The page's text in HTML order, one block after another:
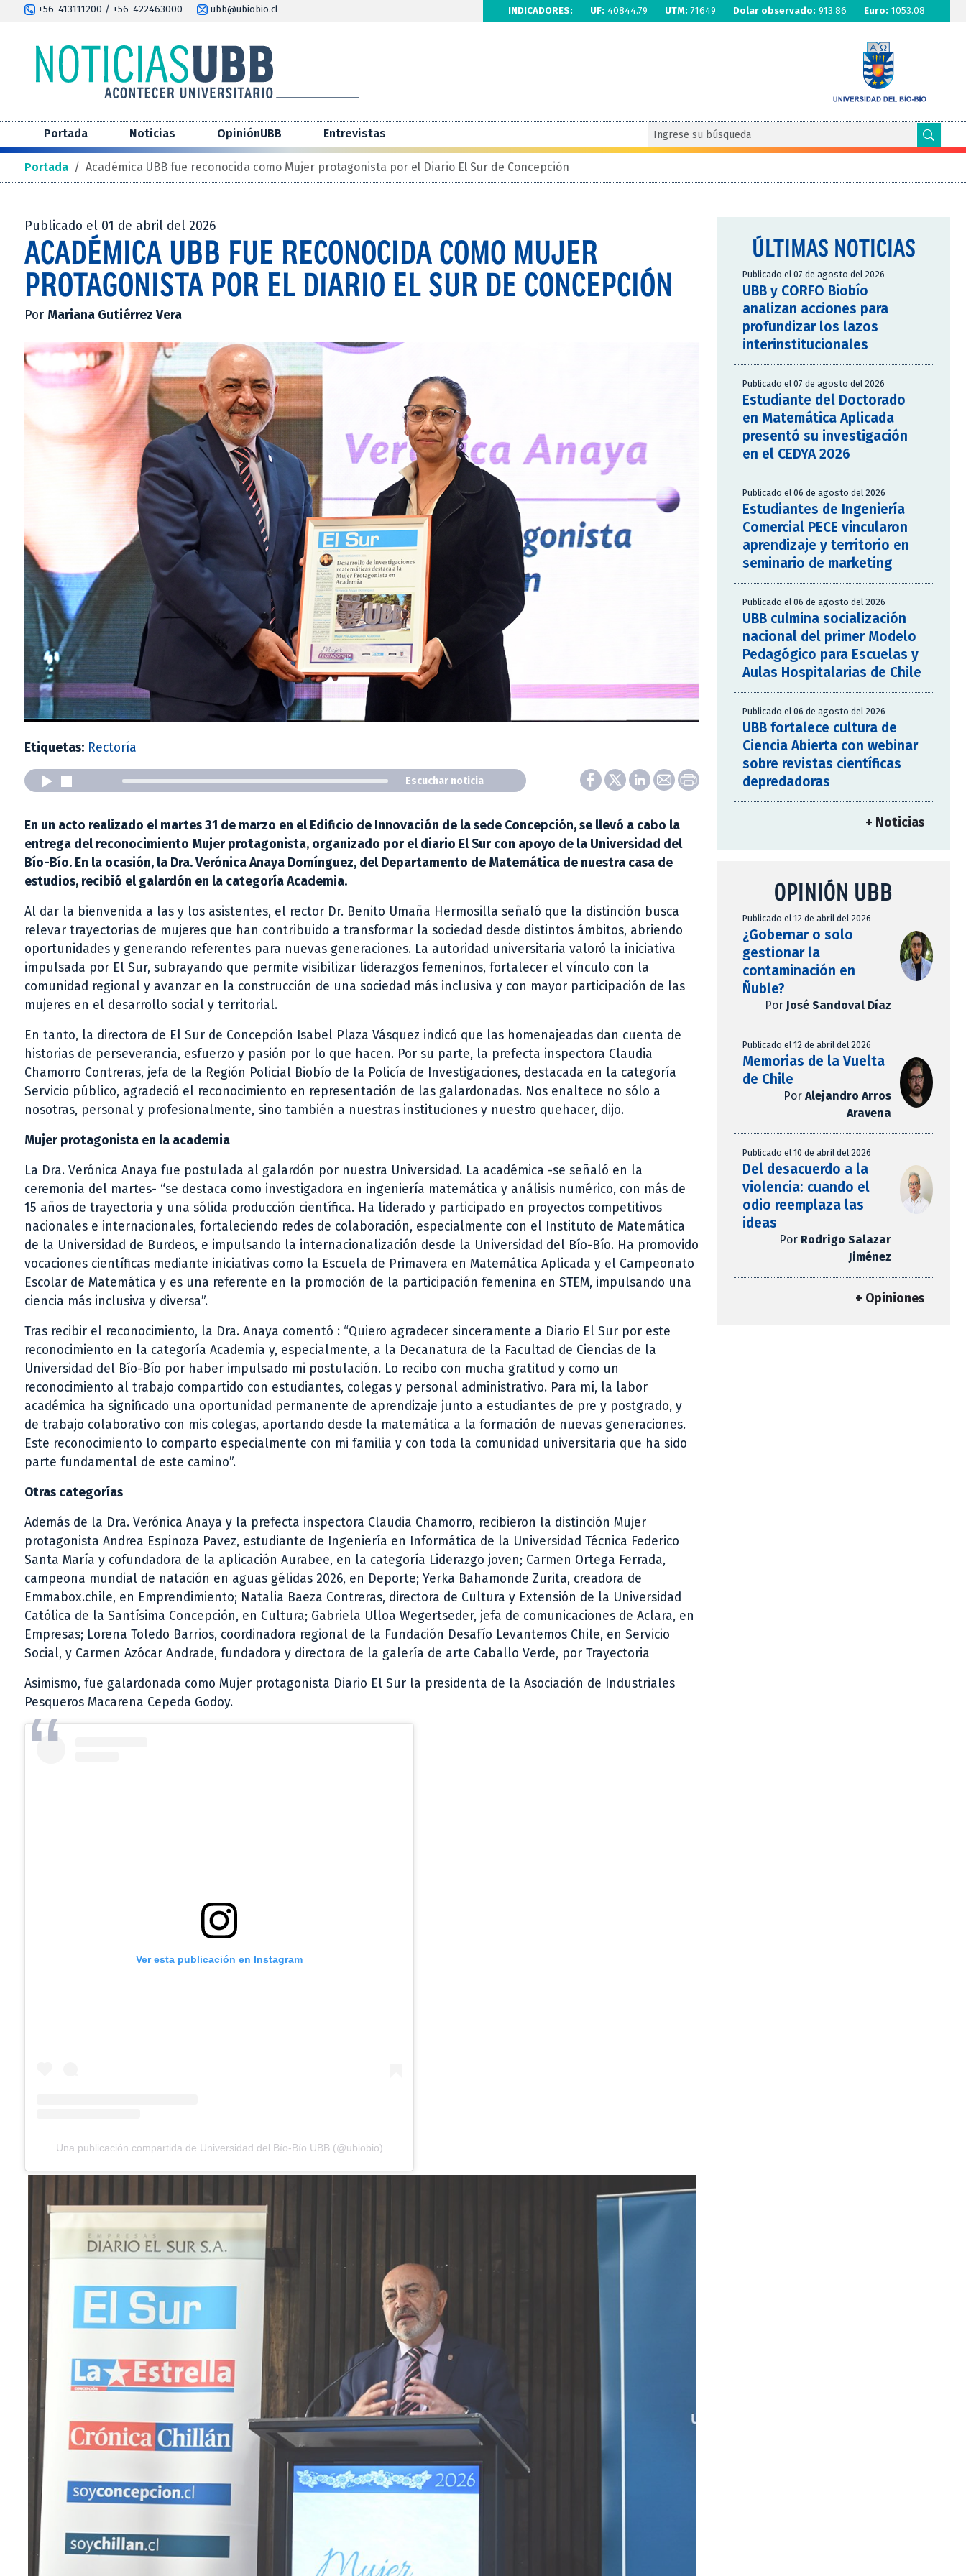
+56-413111200 / +56-422463000 ubb@ubiobio.cl INDICADORES: UF: 40844.79 UTM: 71649 Dolar observado: 913.86 Euro: 1053.08
Portada Noticias OpiniónUBB Entrevistas
Portada / Académica UBB fue reconocida como Mujer protagonista por el Diario El Sur de Concepción
Publicado el 01 de abril del 2026
ACADÉMICA UBB FUE RECONOCIDA COMO MUJER
PROTAGONISTA POR EL DIARIO EL SUR DE CONCEPCIÓN
Por Mariana Gutiérrez Vera
Etiquetas: Rectoría
Escuchar noticia
En un acto realizado el martes 31 de marzo en el Edificio de Innovación de la sede Concepción, se llevó a cabo la
entrega del reconocimiento Mujer protagonista, organizado por el diario El Sur con apoyo de la Universidad del
Bío-Bío. En la ocasión, la Dra. Verónica Anaya Domínguez, del Departamento de Matemática de nuestra casa de
estudios, recibió el galardón en la categoría Academia.
Al dar la bienvenida a las y los asistentes, el rector Dr. Benito Umaña Hermosilla señaló que la distinción busca
relevar trayectorias de mujeres que han contribuido a transformar la sociedad desde distintos ámbitos, abriendo
oportunidades y generando referentes para nuevas generaciones. La autoridad universitaria valoró la iniciativa
impulsada por El Sur, subrayando que permite visibilizar liderazgos femeninos, fortalecer el vínculo con la
comunidad regional y avanzar en la construcción de una sociedad más inclusiva y con mayor participación de las
mujeres en el desarrollo social y territorial.
En tanto, la directora de El Sur de Concepción Isabel Plaza Vásquez indicó que las homenajeadas dan cuenta de
historias de perseverancia, esfuerzo y pasión por lo que hacen. Por su parte, la prefecta inspectora Claudia
Chamorro Contreras, jefa de la Región Policial Biobío de la Policía de Investigaciones, destacada en la categoría
Servicio público, agradeció el reconocimiento en representación de las galardonadas. Nos enaltece no sólo a
nosotras, personal y profesionalmente, sino también a nuestras instituciones y nuestro quehacer, dijo.
Mujer protagonista en la academia
La Dra. Verónica Anaya fue postulada al galardón por nuestra Universidad. La académica -se señaló en la
ceremonia del martes- “se destaca como investigadora en ingeniería matemática y análisis numérico, con más de
15 años de trayectoria y una sólida producción científica. Ha liderado y participado en proyectos competitivos
nacionales e internacionales, fortaleciendo redes de colaboración, especialmente con el Instituto de Matemática
de la Universidad de Burdeos, e impulsando la internacionalización desde la Universidad del Bío-Bío. Ha promovido
vocaciones científicas mediante iniciativas como la Escuela de Primavera en Matemática Aplicada y el Campeonato
Escolar de Matemática y es una referente en la promoción de la participación femenina en STEM, impulsando una
ciencia más inclusiva y diversa”.
Tras recibir el reconocimiento, la Dra. Anaya comentó : “Quiero agradecer sinceramente a Diario El Sur por este
reconocimiento en la categoría Academia y, especialmente, a la Decanatura de la Facultad de Ciencias de la
Universidad del Bío-Bío por haber impulsado mi postulación. Lo recibo con mucha gratitud y como un
reconocimiento al trabajo compartido con estudiantes, colegas y personal administrativo. Para mí, la labor
académica ha significado una oportunidad permanente de aprendizaje junto a estudiantes de pre y postgrado, y
de trabajo colaborativo con mis colegas, aportando desde la matemática a la formación de nuevas generaciones.
Este reconocimiento lo comparto especialmente con mi familia y con toda la comunidad universitaria que ha sido
parte fundamental de este camino”.
Otras categorías
Además de la Dra. Verónica Anaya y la prefecta inspectora Claudia Chamorro, recibieron la distinción Mujer
protagonista Andrea Espinoza Pavez, estudiante de Ingeniería en Informática de la Universidad Técnica Federico
Santa María y cofundadora de la aplicación Aurabee, en la categoría Liderazgo joven; Carmen Ortega Ferrada,
campeona mundial de natación en aguas gélidas 2026, en Deporte; Yerka Bahamonde Zurita, creadora de
Emmabox.chile, en Emprendimiento; Natalia Baeza Contreras, directora de Cultura y Extensión de la Universidad
Católica de la Santísima Concepción, en Cultura; Gabriela Ulloa Wegertseder, jefa de comunicaciones de Aclara, en
Empresas; Lorena Toledo Barrios, coordinadora regional de la Fundación Desafío Levantemos Chile, en Servicio
Social, y Carmen Azócar Andrade, fundadora y directora de la galería de arte Caballo Verde, por Trayectoria
Asimismo, fue galardonada como Mujer protagonista Diario El Sur la presidenta de la Asociación de Industriales
Pesqueros Macarena Cepeda Godoy.
Ver esta publicación en Instagram
Una publicación compartida de Universidad del Bío-Bío UBB (@ubiobio)
ÚLTIMAS NOTICIAS
Publicado el 07 de agosto del 2026
UBB y CORFO Biobío
analizan acciones para
profundizar los lazos
interinstitucionales
Publicado el 07 de agosto del 2026
Estudiante del Doctorado
en Matemática Aplicada
presentó su investigación
en el CEDYA 2026
Publicado el 06 de agosto del 2026
Estudiantes de Ingeniería
Comercial PECE vincularon
aprendizaje y territorio en
seminario de marketing
Publicado el 06 de agosto del 2026
UBB culmina socialización
nacional del primer Modelo
Pedagógico para Escuelas y
Aulas Hospitalarias de Chile
Publicado el 06 de agosto del 2026
UBB fortalece cultura de
Ciencia Abierta con webinar
sobre revistas científicas
depredadoras
+ Noticias
OPINIÓN UBB
Publicado el 12 de abril del 2026
¿Gobernar o solo
gestionar la
contaminación en
Ñuble?
Por José Sandoval Díaz
Publicado el 12 de abril del 2026
Memorias de la Vuelta
de Chile
Por Alejandro Arros
Aravena
Publicado el 10 de abril del 2026
Del desacuerdo a la
violencia: cuando el
odio reemplaza las
ideas
Por Rodrigo Salazar
Jiménez
+ Opiniones